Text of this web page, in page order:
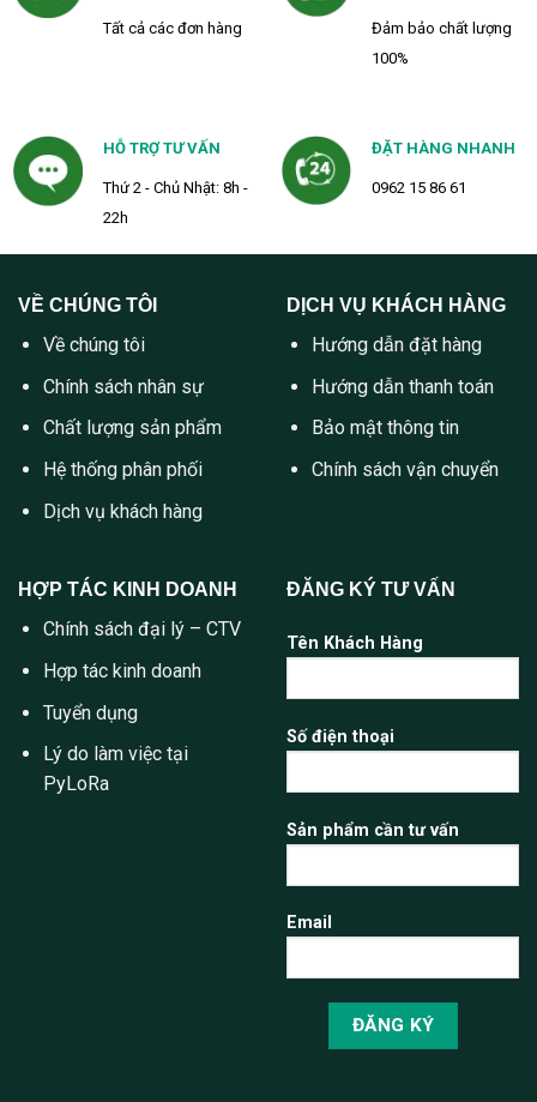
Tất cả các đơn hàng
Đảm bảo chất lượng
100%
HỖ TRỢ TƯ VẤN
Thứ 2 - Chủ Nhật: 8h -
22h
ĐẶT HÀNG NHANH
0962 15 86 61
VỀ CHÚNG TÔI
Về chúng tôi
Chính sách nhân sự
Chất lượng sản phẩm
Hệ thống phân phối
Dịch vụ khách hàng
DỊCH VỤ KHÁCH HÀNG
Hướng dẫn đặt hàng
Hướng dẫn thanh toán
Bảo mật thông tin
Chính sách vận chuyển
HỢP TÁC KINH DOANH
Chính sách đại lý – CTV
Hợp tác kinh doanh
Tuyển dụng
Lý do làm việc tại
PyLoRa
ĐĂNG KÝ TƯ VẤN
Tên Khách Hàng
Số điện thoại
Sản phẩm cần tư vấn
Email